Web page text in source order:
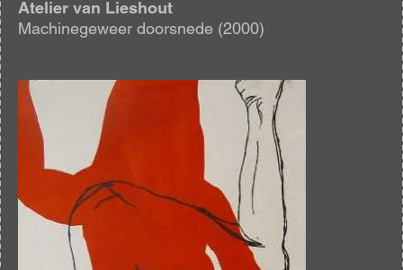
Atelier van Lieshout
Machinegeweer doorsnede (2000)
Afbeelding